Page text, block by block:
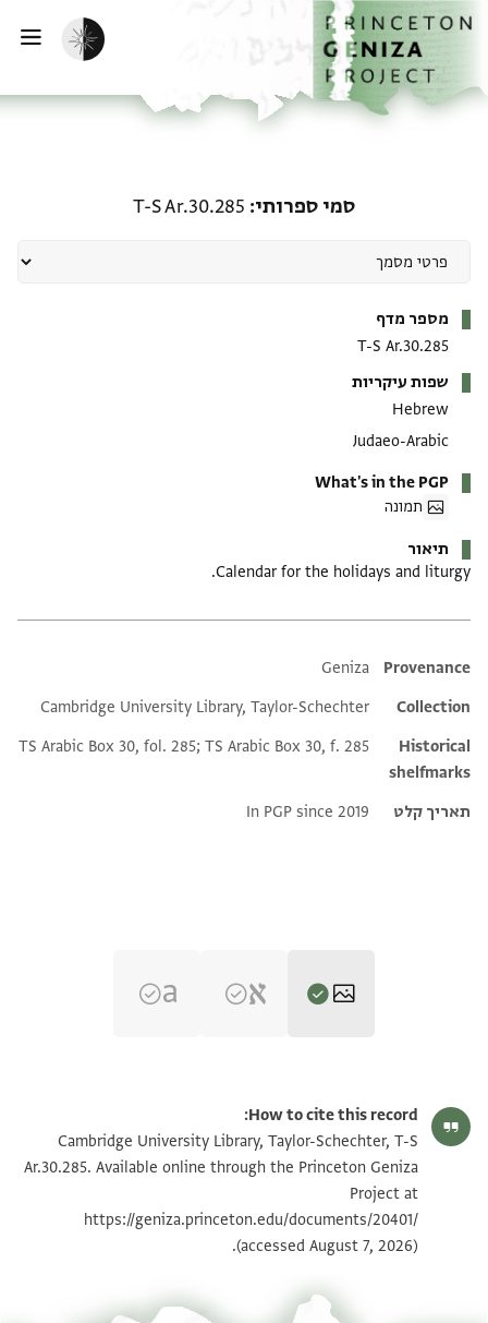
לתוכןהבית
הפעלת מצב כהה
סמי ספרותי T-S Ar.30.285
מספר מדף
T-S Ar.30.285
שפות עיקריות
Hebrew
Judaeo-Arabic
What's in the PGP
תמונה
תיאור
Calendar for the holidays and liturgy.
Additional metadata
Provenance
Geniza
Collection
Cambridge University Library, Taylor-Schechter
Historical
shelfmarks
TS Arabic Box 30, fol. 285; TS Arabic Box 30, f. 285
תאריך קלט In PGP since 2019
T-S Ar.30.285 1v הגדל וסובב
תנאי היתר שימוש בתצלום
How to cite this record:
Cambridge University Library, Taylor-Schechter, T-S
Ar.30.285. Available online through the Princeton Geniza
Project at
https://geniza.princeton.edu/documents/20401/
(accessed August 7, 2026).